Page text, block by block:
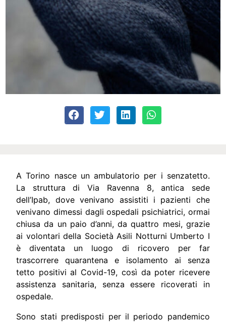
A Torino nasce un ambulatorio per i senzatetto.
La struttura di Via Ravenna 8, antica sede
dell’Ipab, dove venivano assistiti i pazienti che
venivano dimessi dagli ospedali psichiatrici, ormai
chiusa da un paio d’anni, da quattro mesi, grazie
ai volontari della Società Asili Notturni Umberto I
è diventata un luogo di ricovero per far
trascorrere quarantena e isolamento ai senza
tetto positivi al Covid-19, così da poter ricevere
assistenza sanitaria, senza essere ricoverati in
ospedale.
Sono stati predisposti per il periodo pandemico